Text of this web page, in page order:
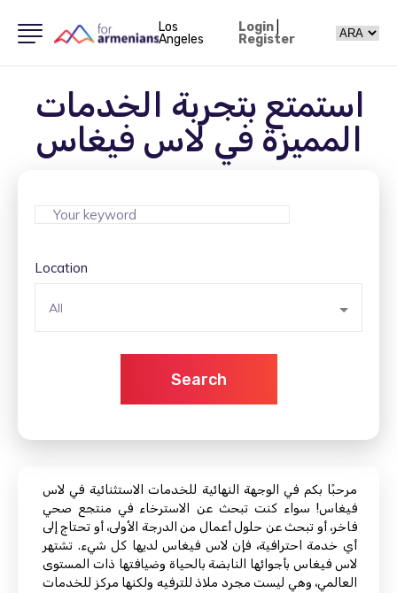
Los
Angeles
Login|
Register
استمتع بتجربة الخدمات
المميزة في لاس فيغاس
Location
All
Search
مرحبًا بكم في الوجهة النهائية للخدمات الاستثنائية في لاس
فيغاس! سواء كنت تبحث عن الاسترخاء في منتجع صحي
فاخر، أو تبحث عن حلول أعمال من الدرجة الأولى، أو تحتاج إلى
أي خدمة احترافية، فإن لاس فيغاس لديها كل شيء. تشتهر
لاس فيغاس بأجوائها النابضة بالحياة وضيافتها ذات المستوى
العالمي، وهي ليست مجرد ملاذ للترفيه ولكنها مركز للخدمات